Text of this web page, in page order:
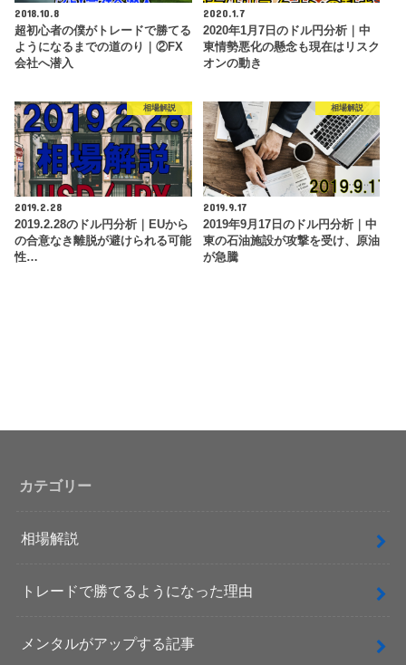
2018.10.8
超初心者の僕がトレードで勝てる
ようになるまでの道のり｜②FX
会社へ潜入
2020.1.7
2020年1月7日のドル円分析｜中
東情勢悪化の懸念も現在はリスク
オンの動き
相場解説
2019.2.28
2019.2.28のドル円分析｜EUから
の合意なき離脱が避けられる可能
性…
相場解説
2019.9.17
2019年9月17日のドル円分析｜中
東の石油施設が攻撃を受け、原油
が急騰
カテゴリー
相場解説
トレードで勝てるようになった理由
メンタルがアップする記事